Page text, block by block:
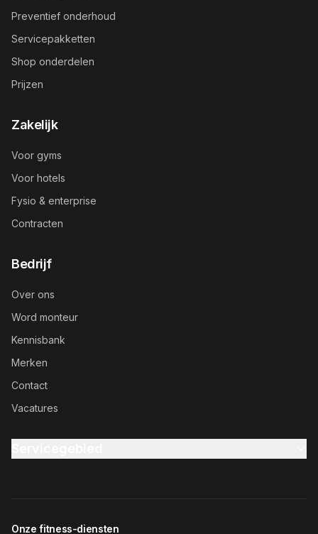
Preventief onderhoud
Servicepakketten
Shop onderdelen
Prijzen
Zakelijk
Voor gyms
Voor hotels
Fysio & enterprise
Contracten
Bedrijf
Over ons
Word monteur
Kennisbank
Merken
Contact
Vacatures
Onze fitness-diensten